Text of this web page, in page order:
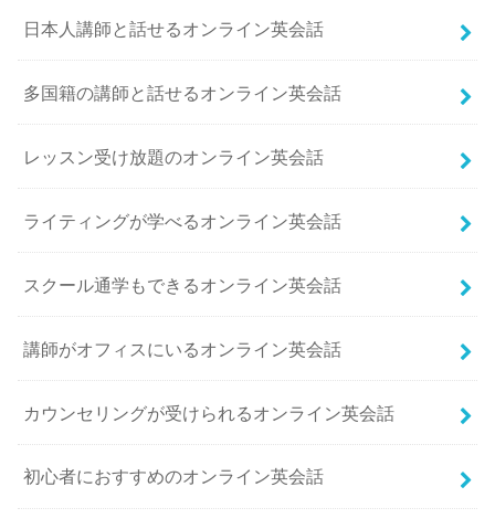
日本人講師と話せるオンライン英会話
多国籍の講師と話せるオンライン英会話
レッスン受け放題のオンライン英会話
ライティングが学べるオンライン英会話
スクール通学もできるオンライン英会話
講師がオフィスにいるオンライン英会話
カウンセリングが受けられるオンライン英会話
初心者におすすめのオンライン英会話